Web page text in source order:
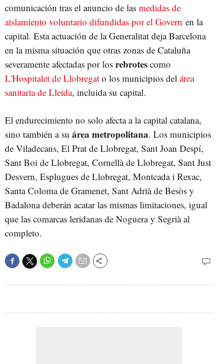
comunicación tras el anuncio de las medidas de
aislamiento voluntario difundidas por el Govern en la
capital. Esta actuación de la Generalitat deja Barcelona
en la misma situación que otras zonas de Cataluña
severamente afectadas por los rebrotes como
L'Hospitalet de Llobregat o los municipios del área
sanitaria de Lleida, incluida su capital.
El endurecimiento no solo afecta a la capital catalana,
sino también a su área metropolitana. Los municipios
de Viladecans, El Prat de Llobregat, Sant Joan Despí,
Sant Boi de Llobregat, Cornellà de Llobregat, Sant Just
Desvern, Esplugues de Llobregat, Montcada i Rexac,
Santa Coloma de Gramenet, Sant Adrià de Besòs y
Badalona deberán acatar las mismas limitaciones, igual
que las comarcas leridanas de Noguera y Segrià al
completo.